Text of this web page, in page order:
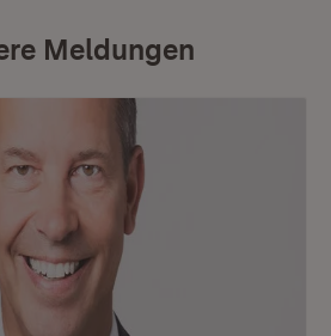
Meldungen